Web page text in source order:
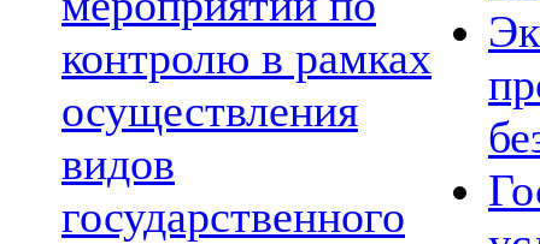
контролю в рамках
осуществления
видов
государственного